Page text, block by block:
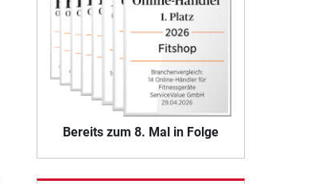
Bereits zum 8. Mal in Folge